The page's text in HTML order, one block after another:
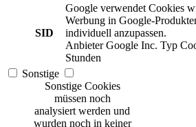
SID
Google verwendet Cookies
Werbung in Google-
individuell anzupassen.
Anbieter Google Inc. Typ
Stunden
Sonstige
Sonstige Cookies
müssen noch
analysiert werden und
wurden noch in keiner